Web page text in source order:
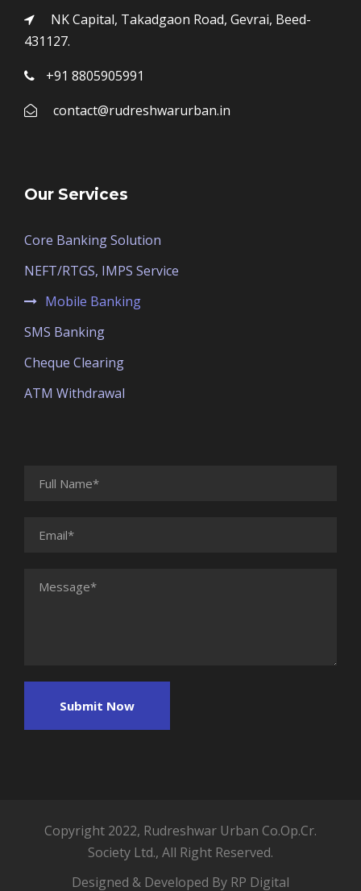
NK Capital, Takadgaon Road, Gevrai, Beed-
431127.
+91 8805905991
contact@rudreshwarurban.in
Our Services
Core Banking Solution
NEFT/RTGS, IMPS Service
Mobile Banking
SMS Banking
Cheque Clearing
ATM Withdrawal
Copyright 2022, Rudreshwar Urban Co.Op.Cr.
Society Ltd., All Right Reserved.
Designed & Developed By RP Digital